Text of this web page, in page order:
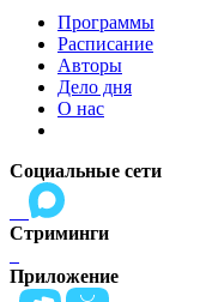
Программы
Расписание
Авторы
Дело дня
О нас
Социальные сети
Стриминги
Приложение